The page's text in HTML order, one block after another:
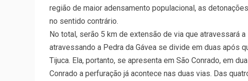
região de maior adensamento populacional, as
no sentido contrário.
No total, serão 5 km de extensão de via que atravessará
atravessando a Pedra da Gávea se divide em duas após
Tijuca. Ela, portanto, se apresenta em São Conrado, em
Conrado a perfuração já acontece nas duas vias. Das